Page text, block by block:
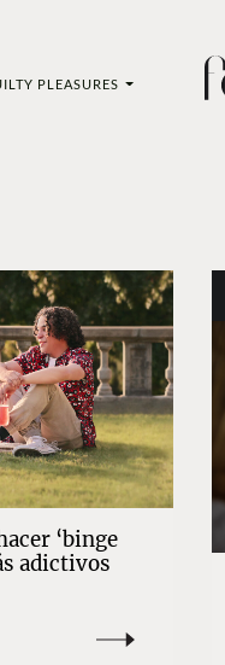
PLEASURES
‘binge
adictivos